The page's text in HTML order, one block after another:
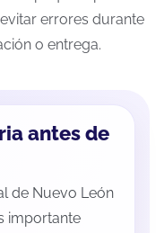
errores durante
o entrega.
antes de
de Nuevo León
importante